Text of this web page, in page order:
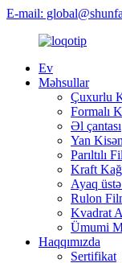
E-mail:
Ev
Məhsullar
Çuxurlu
Formalı
Əl çantası
Yan
Parıltılı
Kraft
Ayaq
Rulon
Kvadrat
Ümumi
Haqqımızda
Sertifikat